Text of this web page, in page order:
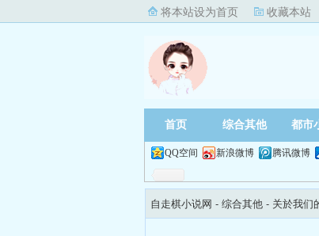
将本站设为首页 收藏本站
首页 综合其他 都市
QQ空间 新浪微博 腾讯微博
自走棋小说网 - 综合其他 - 关於我们